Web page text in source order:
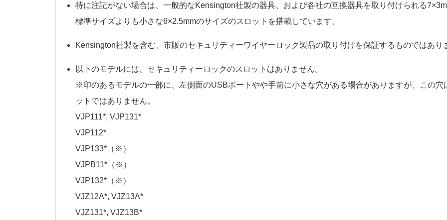
特に注記がない場合は、一般的なKensington社製の器具、および各社の互換器具を取り付けられる
標準サイズよりも小さな6×2.5mmのサイズのスロットを搭載しています。
Kensington社製を含む、市販のセキュリティーワイヤーロック製品の取り付けを保証するものではあ
以下のモデルには、セキュリティーロックのスロットはありません。
※印のあるモデルの一部に、左側面のUSBポートやや手前に小さな穴がある場合がありますが、この
ットではありません。
VJP111*, VJP131*
VJP112*
VJP133*（※）
VJPB11*（※）
VJP132*（※）
VJZ12A*, VJZ13A*
VJZ131*, VJZ13B*